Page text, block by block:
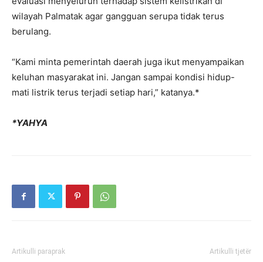
wilayah Palmatak agar gangguan serupa tidak terus
berulang.
“Kami minta pemerintah daerah juga ikut menyampaikan
keluhan masyarakat ini. Jangan sampai kondisi hidup-
mati listrik terus terjadi setiap hari,” katanya.*
*YAHYA
Artikulli paraprak Artikulli tjetër